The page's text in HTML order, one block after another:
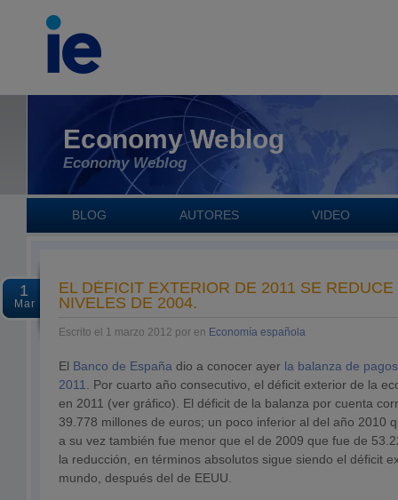
Economy Weblog
Economy Weblog
BLOG AUTORES VIDEO
1
Mar
EL DÉFICIT EXTERIOR DE 2011 SE
NIVELES DE 2004.
Escrito el 1 marzo 2012 por en Economía española
El Banco de España dio a conocer ayer la balanza de
2011
. Por cuarto año consecutivo, el déficit exterior de la
en 2011 (ver gráfico). El déficit de la balanza por cuenta
39.778 millones de euros; un poco inferior al del año 2010
a su vez también fue menor que el de 2009 que fue de
la reducción, en términos absolutos sigue siendo el déficit
mundo, después del de EEUU.